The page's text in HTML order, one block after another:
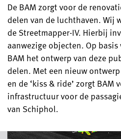
De BAM zorgt voor de
delen van de luchthaven. Wij
de Streetmapper-IV. Hierbij
aanwezige objecten. Op
BAM het ontwerp van deze
delen. Met een nieuw
en de ‘kiss & ride’ zorgt BAM
infrastructuur voor de
van Schiphol.